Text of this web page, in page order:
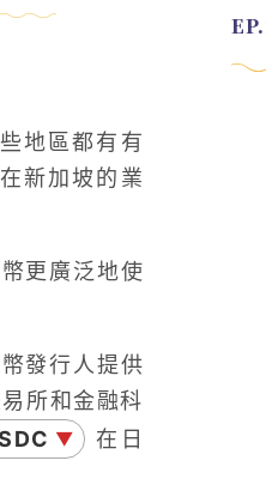
地區都有有
新加坡的業
更廣泛地使
發行人提供
所和金融科
▼
在日